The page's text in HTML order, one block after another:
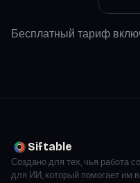
Бесплатный тариф
Siftable
Создано для тех, чья работа
для ИИ, который помогает им